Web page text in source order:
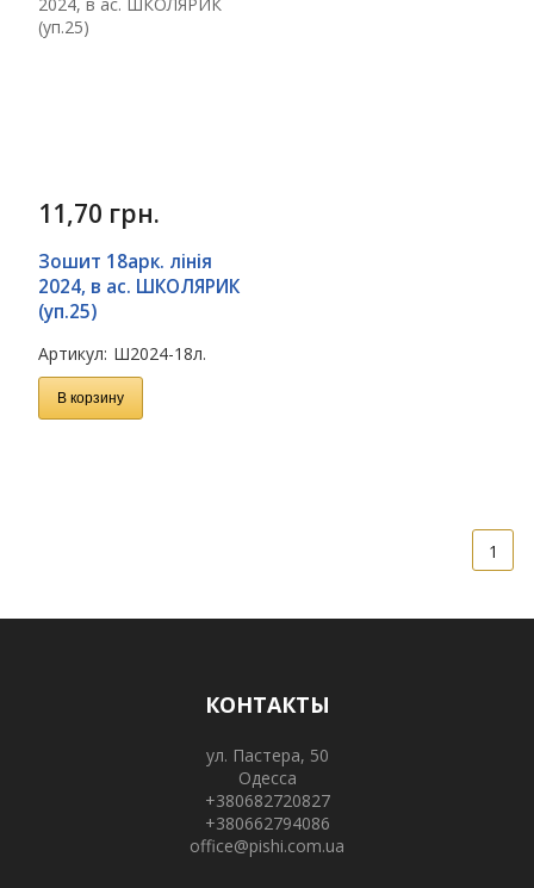
11,70 грн.
Зошит 18арк. лінія
2024, в ас. ШКОЛЯРИК
(уп.25)
Артикул: Ш2024-18л.
В корзину
1
КОНТАКТЫ
ул. Пастера, 50
Одесса
+380682720827
+380662794086
office@pishi.com.ua